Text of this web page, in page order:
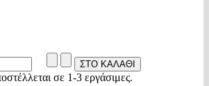
σε 1-3 εργάσιμες.